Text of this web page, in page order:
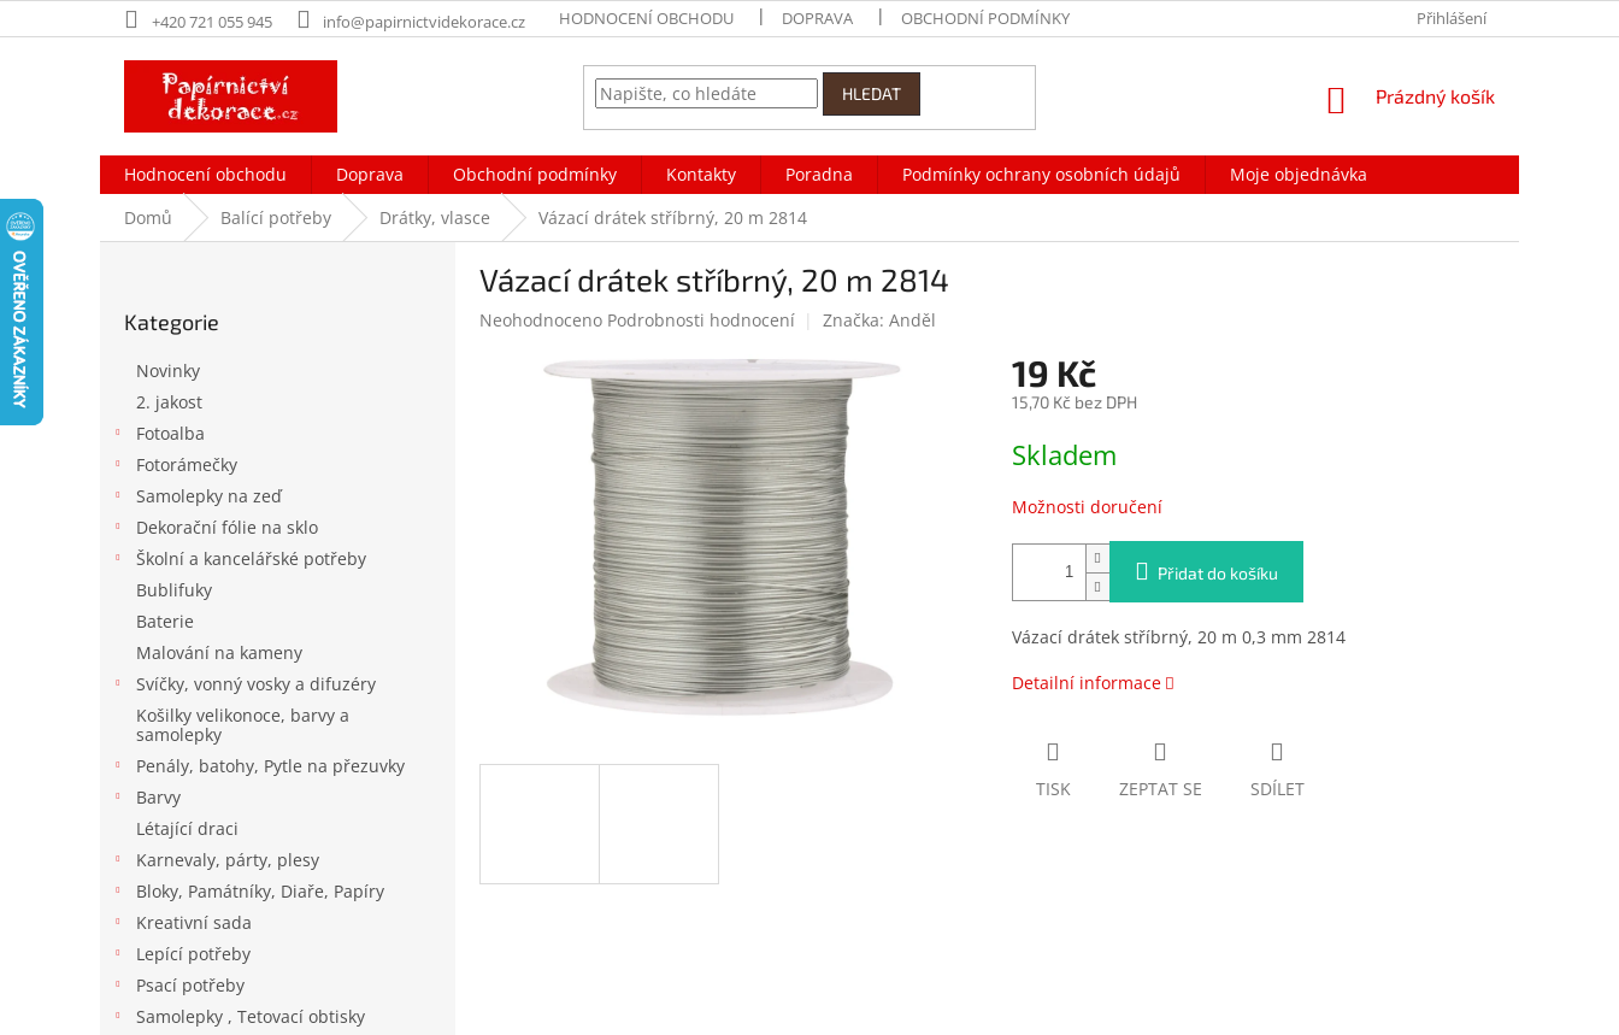
na
+420 721 055 945 info@papirnictvidekorace.cz HODNOCENÍ OBCHODU DOPRAVA OBCHODNÍ PODMÍNKY NAPIŠTE NÁM
Přihlášení
HLEDAT
NÁKUPNÍ
Prázdný košík
Hodnocení obchodu Doprava Obchodní podmínky Kontakty Poradna Podmínky ochrany osobních údajů
Moje objednávka
Domů
Balící potřeby Drátky, vlasce Vázací drátek stříbrný, 20 m 2814
kategorie
Kategorie
Novinky
2. jakost
Fotoalba
Fotorámečky
Samolepky na zeď
Dekorační fólie na sklo
Školní a kancelářské potřeby
Bublifuky
Baterie
Malování na kameny
Svíčky, vonný vosky a difuzéry
Košilky velikonoce, barvy a
samolepky
Penály, batohy, Pytle na přezuvky
Barvy
Létající draci
Karnevaly, párty, plesy
Bloky, Památníky, Diaře, Papíry
Kreativní sada
Lepící potřeby
Psací potřeby
Samolepky , Tetovací obtisky
Vázací drátek stříbrný, 20 m 2814
Průměrné
produktu
Neohodnoceno Podrobnosti hodnocení Značka: Anděl
19 Kč
15,70 Kč bez DPH
cena:
Skladem
Možnosti doručení
Přidat do košíku
Vázací drátek stříbrný, 20 m 0,3 mm 2814
Detailní informace
TISK ZEPTAT SE SDÍLET